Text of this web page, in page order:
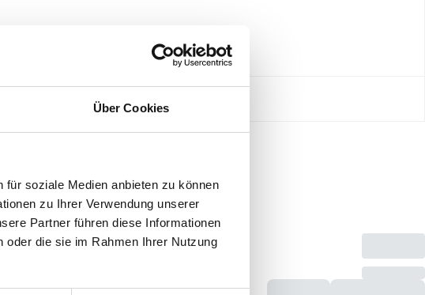
Über Cookies
soziale Medien anbieten zu können
zu Ihrer Verwendung unserer
Partner führen diese Informationen
oder die sie im Rahmen Ihrer Nutzung